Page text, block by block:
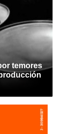
temores